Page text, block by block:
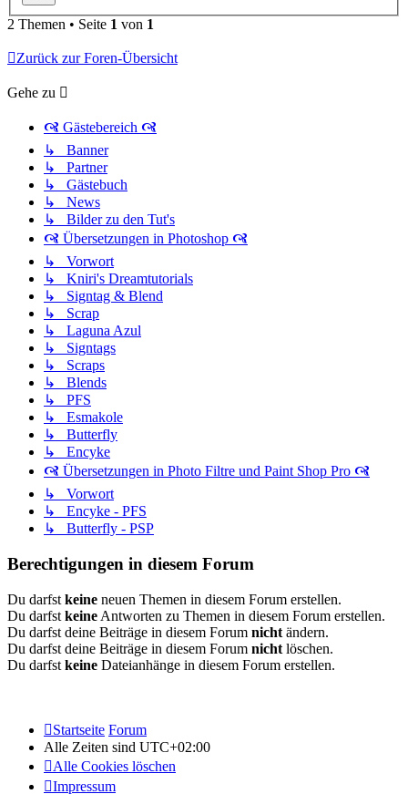
2 Themen • Seite 1 von 1
Zurück zur Foren-Übersicht
Gehe zu
🙧 Gästebereich 🙧
↳ Banner
↳ Partner
↳ Gästebuch
↳ News
↳ Bilder zu den Tut's
🙧 Übersetzungen in Photoshop 🙧
↳ Vorwort
↳ Kniri's Dreamtutorials
↳ Signtag & Blend
↳ Scrap
↳ Laguna Azul
↳ Signtags
↳ Scraps
↳ Blends
↳ PFS
↳ Esmakole
↳ Butterfly
↳ Encyke
🙧 Übersetzungen in Photo Filtre und Paint Shop Pro 🙧
↳ Vorwort
↳ Encyke - PFS
↳ Butterfly - PSP
Berechtigungen in diesem Forum
Du darfst keine neuen Themen in diesem Forum erstellen.
Du darfst keine Antworten zu Themen in diesem Forum erstellen.
Du darfst deine Beiträge in diesem Forum nicht ändern.
Du darfst deine Beiträge in diesem Forum nicht löschen.
Du darfst keine Dateianhänge in diesem Forum erstellen.
Startseite Forum
Alle Zeiten sind UTC+02:00
Alle Cookies löschen
Impressum